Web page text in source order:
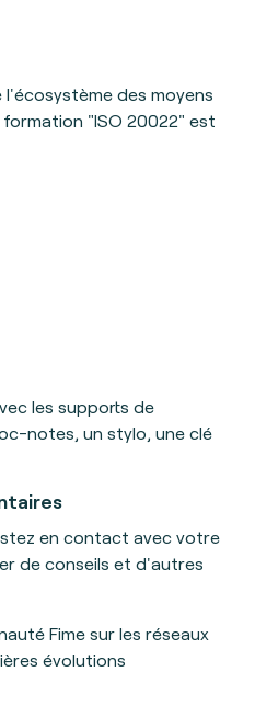
des moyens
formation "ISO 20022" est
les supports de
notes, un stylo, une clé
en contact avec votre
de conseils et d'autres
Fime sur les réseaux
évolutions